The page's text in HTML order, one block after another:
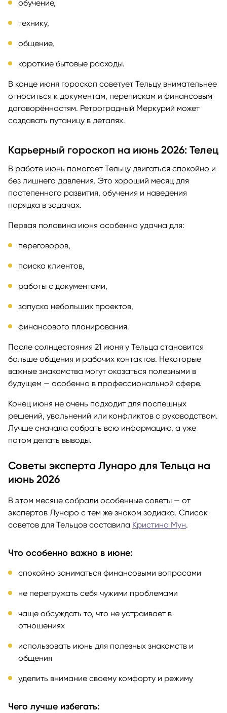
обучение,
технику,
общение,
короткие бытовые расходы.
В конце июня гороскоп советует Тельцу внимательнее
относиться к документам, перепискам и финансовым
договорённостям. Ретроградный Меркурий может
создавать путаницу в деталях.
Карьерный гороскоп на июнь 2026: Телец
В работе июнь помогает Тельцу двигаться спокойно и
без лишнего давления. Это хороший месяц для
постепенного развития, обучения и наведения
порядка в задачах.
Первая половина июня особенно удачна для:
переговоров,
поиска клиентов,
работы с документами,
запуска небольших проектов,
финансового планирования.
После солнцестояния 21 июня у Тельца становится
больше общения и рабочих контактов. Некоторые
важные знакомства могут оказаться полезными в
будущем — особенно в профессиональной сфере.
Конец июня не очень подходит для поспешных
решений, увольнений или конфликтов с руководством.
Лучше сначала собрать всю информацию, а уже
потом делать выводы.
Советы эксперта Лунаро для Тельца на
июнь 2026
В этом месяце собрали особенные советы — от
экспертов Лунаро с тем же знаком зодиака. Список
советов для Тельцов составила Кристина Мун.
Что особенно важно в июне:
спокойно заниматься финансовыми вопросами
не перегружать себя чужими проблемами
чаще обсуждать то, что не устраивает в
отношениях
использовать июнь для полезных знакомств и
общения
уделить внимание своему комфорту и режиму
Чего лучше избегать: